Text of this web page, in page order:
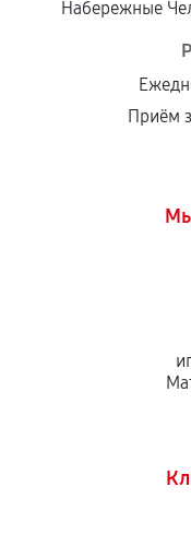
центром.
При этом
продавца. За
сервисный центр
Набережные
Приём